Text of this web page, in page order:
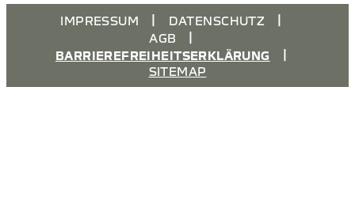
IMPRESSUM
DATENSCHUTZ
AGB
BARRIEREFREIHEITSERKLÄRUNG
SITEMAP